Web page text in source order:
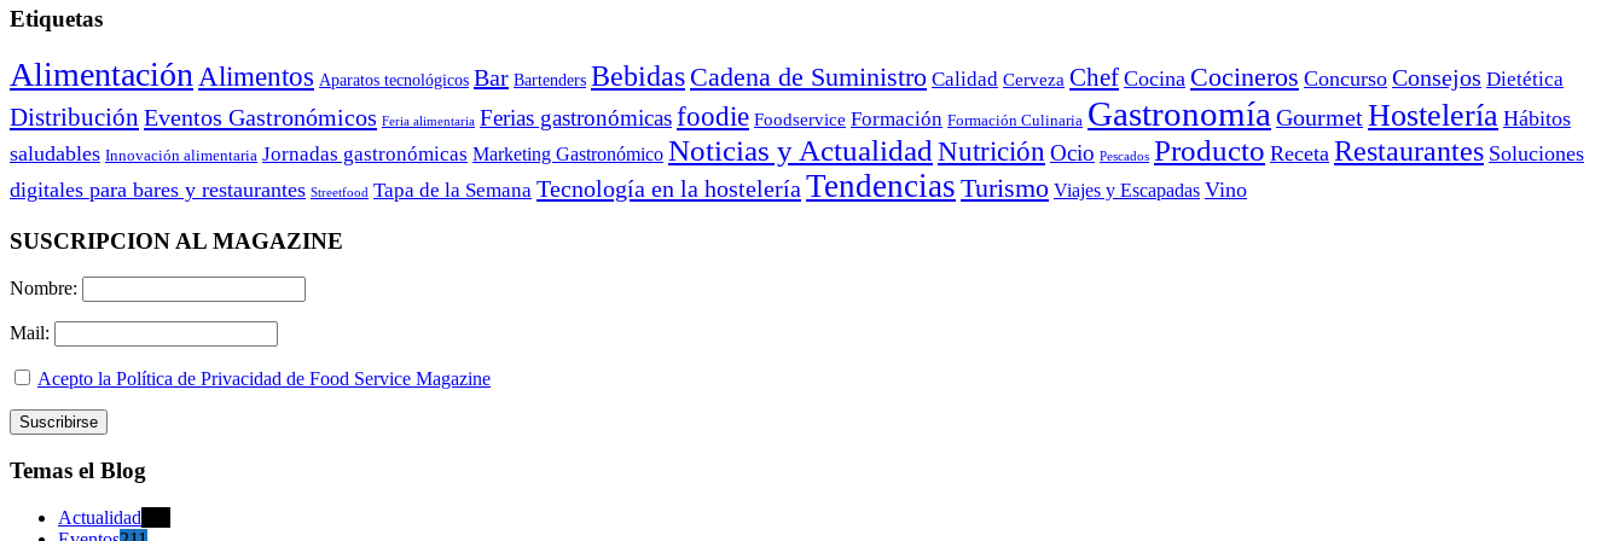
Etiquetas
Alimentación Alimentos Aparatos tecnológicos Bar Bartenders Bebidas Cadena de Suministro Calidad Cerveza Chef Cocina Cocineros Concurso Consejos Dietética
Distribución Eventos Gastronómicos Feria alimentaria Ferias gastronómicasfoodie Foodservice Formación Formación Culinaria Gastronomía GourmetHostelería Hábitos
saludables Innovación alimentaria Jornadas gastronómicas Marketing Gastronómico Noticias y Actualidad Nutrición Ocio Pescados Producto Receta Restaurantes Soluciones
digitales para bares y restaurantes Streetfood Tapa de la Semana Tecnología en la hostelería Tendencias Turismo Viajes y Escapadas Vino
SUSCRIPCION AL MAGAZINE
Nombre:
Mail:
Acepto la Política de Privacidad de Food Service Magazine
Temas el Blog
Actualidad